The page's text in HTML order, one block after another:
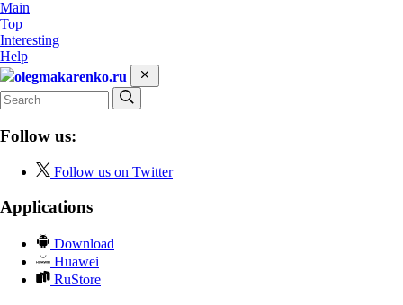
Main
Top
Interesting
Help
olegmakarenko.ru
Follow us:
Follow us on Twitter
Applications
Download
Huawei
RuStore